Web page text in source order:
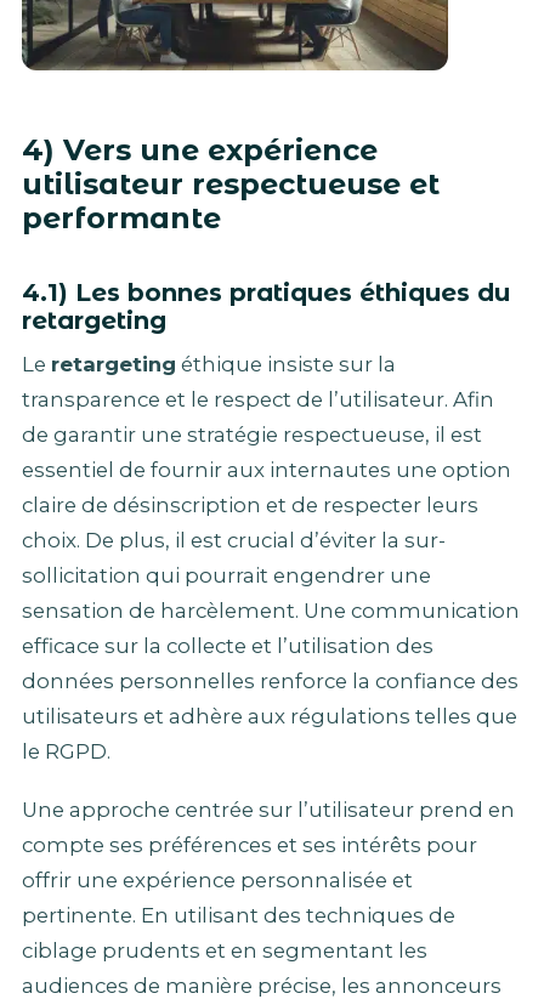
4) Vers une expérience
utilisateur respectueuse et
performante
4.1) Les bonnes pratiques éthiques du
retargeting
Le retargeting éthique insiste sur la
transparence et le respect de l’utilisateur. Afin
de garantir une stratégie respectueuse, il est
essentiel de fournir aux internautes une option
claire de désinscription et de respecter leurs
choix. De plus, il est crucial d’éviter la sur-
sollicitation qui pourrait engendrer une
sensation de harcèlement. Une communication
efficace sur la collecte et l’utilisation des
données personnelles renforce la confiance des
utilisateurs et adhère aux régulations telles que
le RGPD.
Une approche centrée sur l’utilisateur prend en
compte ses préférences et ses intérêts pour
offrir une expérience personnalisée et
pertinente. En utilisant des techniques de
ciblage prudents et en segmentant les
audiences de manière précise, les annonceurs